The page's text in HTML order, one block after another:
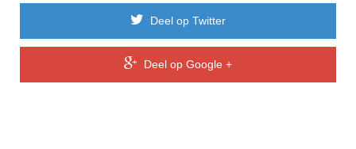
Deel op Twitter
Deel op Google +